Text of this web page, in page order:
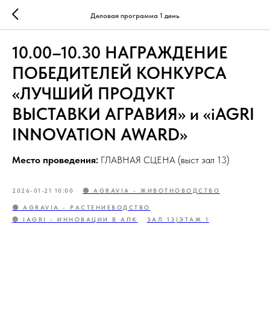
Деловая программа 1 день
10.00–10.30 НАГРАЖДЕНИЕ
ПОБЕДИТЕЛЕЙ КОНКУРСА
«ЛУЧШИЙ ПРОДУКТ
ВЫСТАВКИ АГРАВИЯ» и «iAGRI
INNOVATION AWARD»
Место проведения: ГЛАВНАЯ СЦЕНА (выст зал 13)
2026-01-21 10:00 🟢 AGRAVIA - ЖИВОТНОВОДСТВО
🟢 AGRAVIA - РАСТЕНИЕВОДСТВО
🔵 IAGRI - ИННОВАЦИИ В АПК
ЗАЛ 13|ЭТАЖ 1